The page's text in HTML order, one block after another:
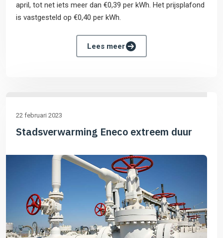
april, tot net iets meer dan €0,39 per kWh. Het prijsplafond
is vastgesteld op €0,40 per kWh.
Lees meer
22 februari 2023
Stadsverwarming Eneco extreem duur